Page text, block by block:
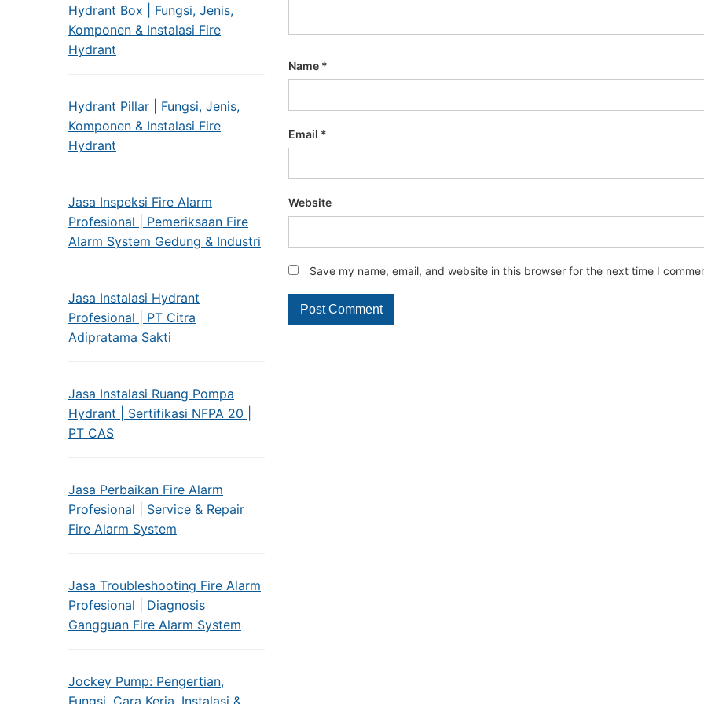
Hydrant Box | Fungsi, Jenis,
Komponen & Instalasi Fire
Hydrant
Hydrant Pillar | Fungsi, Jenis,
Komponen & Instalasi Fire
Hydrant
Jasa Inspeksi Fire Alarm
Profesional | Pemeriksaan Fire
Alarm System Gedung & Industri
Jasa Instalasi Hydrant
Profesional | PT Citra
Adipratama Sakti
Jasa Instalasi Ruang Pompa
Hydrant | Sertifikasi NFPA 20 |
PT CAS
Jasa Perbaikan Fire Alarm
Profesional | Service & Repair
Fire Alarm System
Jasa Troubleshooting Fire Alarm
Profesional | Diagnosis
Gangguan Fire Alarm System
Jockey Pump: Pengertian,
Fungsi, Cara Kerja, Instalasi &
Name *
Email *
Website
Save my name, email, and website in this browser for the next time I